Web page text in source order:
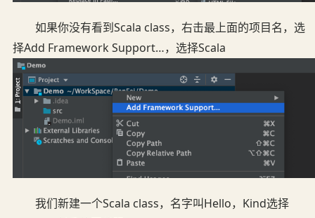
如果你没有看到Scala class，右击最上面的项目名，选
择Add Framework Support…，选择Scala
我们新建一个Scala class，名字叫Hello，Kind选择